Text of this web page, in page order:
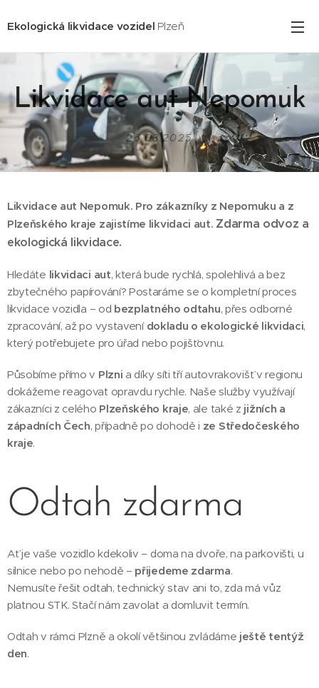
Ekologická likvidace vozidel Plzeň
Likvidace aut Nepomuk
26.03.2025
Likvidace aut Nepomuk. Pro zákazníky z Nepomuku a z
Plzeňského kraje zajistíme likvidaci aut. Zdarma odvoz a
ekologická likvidace.
Hledáte likvidaci aut, která bude rychlá, spolehlivá a bez
zbytečného papírování? Postaráme se o kompletní proces
likvidace vozidla – od bezplatného odtahu, přes odborné
zpracování, až po vystavení dokladu o ekologické likvidaci,
který potřebujete pro úřad nebo pojišťovnu.
Působíme přímo v Plzni a díky síti tří autovrakovišť v regionu
dokážeme reagovat opravdu rychle. Naše služby využívají
zákazníci z celého Plzeňského kraje, ale také z jižních a
západních Čech, případně po dohodě i ze Středočeského
kraje.
Odtah zdarma
Ať je vaše vozidlo kdekoliv – doma na dvoře, na parkovišti, u
silnice nebo po nehodě – přijedeme zdarma.
Nemusíte řešit odtah, technický stav ani to, zda má vůz
platnou STK. Stačí nám zavolat a domluvit termín.
Odtah v rámci Plzně a okolí většinou zvládáme ještě tentýž
den.